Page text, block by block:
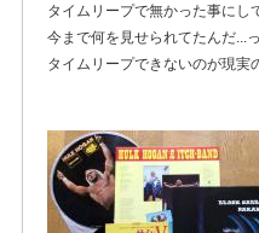
タイムリープで無かった事に
今まで何を見せられてたんだ...
タイムリープできないのが現実